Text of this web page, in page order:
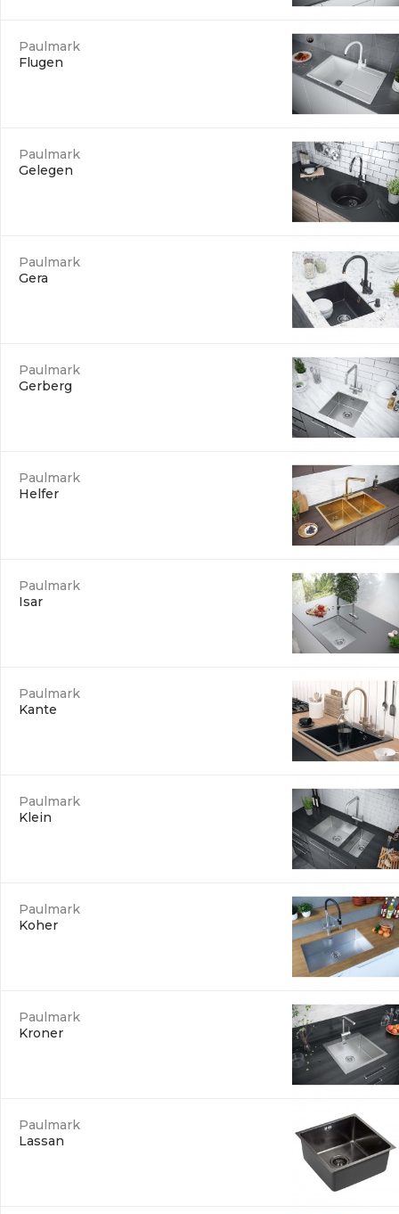
Paulmark
Flugen
Paulmark
Gelegen
Paulmark
Gera
Paulmark
Gerberg
Paulmark
Helfer
Paulmark
Isar
Paulmark
Kante
Paulmark
Klein
Paulmark
Koher
Paulmark
Kroner
Paulmark
Lassan